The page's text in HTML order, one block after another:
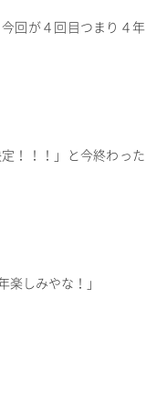
回が４回目つまり４年
！！！」と今終わった
楽しみやな！」